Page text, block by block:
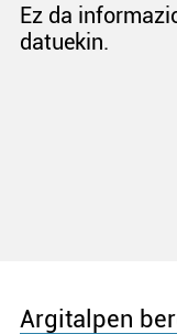
Ez da
datuekin.
Argitalpen